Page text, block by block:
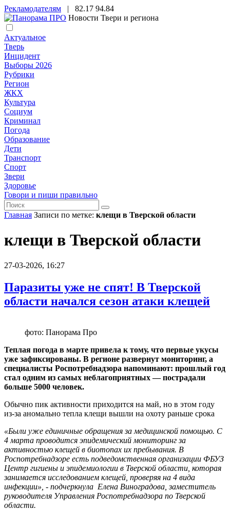
Рекламодателям | 82.17 94.84
Новости Твери и региона
Актуальное
Тверь
Инцидент
Выборы 2026
Рубрики
Регион
ЖКХ
Культура
Социум
Криминал
Погода
Образование
Дети
Транспорт
Спорт
Звери
Здоровье
Говори и пиши правильно
Главная Записи по метке: клещи в Тверской области
клещи в Тверской области
27-03-2026, 16:27
Паразиты уже не спят! В Тверской
области начался сезон атаки клещей
фото: Панорама Про
Теплая погода в марте привела к тому, что первые укусы
уже зафиксированы. В регионе развернут мониторинг, а
специалисты Роспотребнадзора напоминают: прошлый год
стал одним из самых неблагоприятных — пострадали
больше 5000 человек.
Обычно пик активности приходится на май, но в этом году
из-за аномально тепла клещи вышли на охоту раньше срока
«Были уже единичные обращения за медицинской помощью. С
4 марта проводится эпидемический мониторинг за
активностью клещей в биотопах их пребывания. В
Роспотребнадзоре есть подведомственная организации ФБУЗ
Центр гигиены и эпидемиологии в Тверской области, которая
занимается исследованием клещей, проверяя на 4 вида
инфекции», - подчеркнула Елена Виноградова, заместитель
руководителя Управления Роспотребнадзора по Тверской
области.